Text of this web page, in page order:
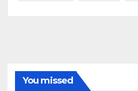
You missed